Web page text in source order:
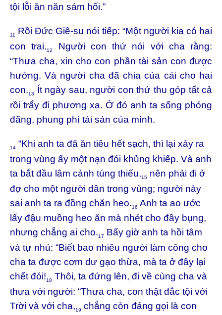
tội lỗi ăn năn sám hối.”
11
Rồi Đức Giê-su nói tiếp: “Một người kia có hai
con trai.12
Người con thứ nói với cha rằng:
“Thưa cha, xin cho con phần tài sản con được
hưởng. Và người cha đã chia của cải cho hai
con.13
Ít ngày sau, người con thứ thu góp tất cả
rồi trẩy đi phương xa. Ở đó anh ta sống phóng
đãng, phung phí tài sản của mình.
14 “Khi anh ta đã ăn tiêu hết sạch, thì lại xảy ra
trong vùng ấy một nạn đói khủng khiếp. Và anh
ta bắt đầu lâm cảnh túng thiếu,15 nên phải đi ở
đợ cho một người dân trong vùng; người này
sai anh ta ra đồng chăn heo.16 Anh ta ao ước
lấy đậu muồng heo ăn mà nhét cho đầy bụng,
nhưng chẳng ai cho.17
Bấy giờ anh ta hồi tâm
và tự nhủ: “Biết bao nhiêu người làm công cho
cha ta được cơm dư gạo thừa, mà ta ở đây lại
chết đói!18 Thôi, ta đứng lên, đi về cùng cha và
thưa với người: “Thưa cha, con thật đắc tội với
Trời và với cha,19 chẳng còn đáng gọi là con